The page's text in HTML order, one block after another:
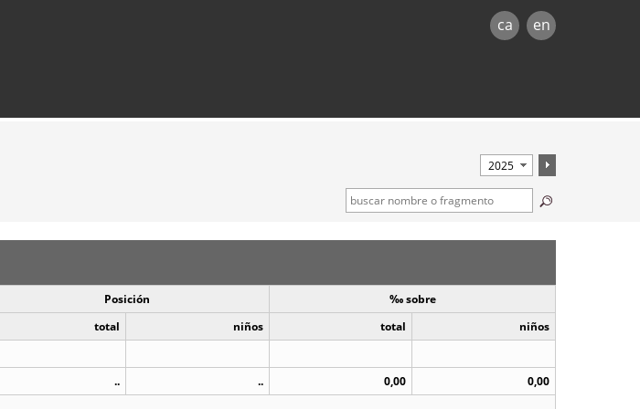
ca en
Posición
‰ sobre
total niños total
niños
.. .. 0,00
0,00